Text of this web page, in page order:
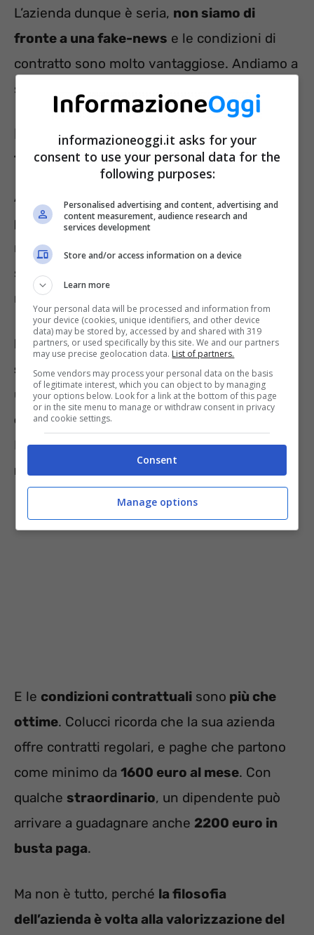
L’azienda dunque è seria, non siamo di
fronte a una fake-news e le condizioni di
contratto sono molto vantaggiose. Andiamo a
scoprire qualcosa in più.
Lavoro da 2 mila euro al mese: fatti
furbo e invia la candidatura!
Alla Plastic Puglia si cercano
diverse figure
professionali: certo bisogna saper fare un
mestiere, o ad esempio avere la patente
speciale per autotrasportatori, ma niente che
non sia così impossibile.
L’imprenditore a capo della Plastic Puglia fa
sapere, attraverso varie interviste, che
ultimamente haassuntoproprio10
camionistie gliene
Inoltre l’azienda offre posti anche per
manovali generici, elettricisti carpentieri .
E le condizioni contrattuali sono più che
ottime. Colucci ricorda che la sua azienda
offre contratti regolari, e paghe che partono
come minimo da 1600 euro al mese. Con
qualche straordinario, un dipendente può
arrivare a guadagnare anche 2200 euro in
busta paga.
Ma non è tutto, perché la filosofia
dell’azienda è volta alla valorizzazione del
informazioneoggi.it asks for your
consent to use your personal data for the
following purposes:
Personalised advertising and content, advertising and
content measurement, audience research and
services development
Store and/or access information on a device
Learn more
Your personal data will be processed and information from
your device (cookies, unique identifiers, and other device
data) may be stored by, accessed by and shared with 319
partners, or used specifically by this site. We and our partners
may use precise geolocation data. List of partners.
Some vendors may process your personal data on the basis
of legitimate interest, which you can object to by managing
your options below. Look for a link at the bottom of this page
or in the site menu to manage or withdraw consent in privacy
and cookie settings.
Consent
Manage options